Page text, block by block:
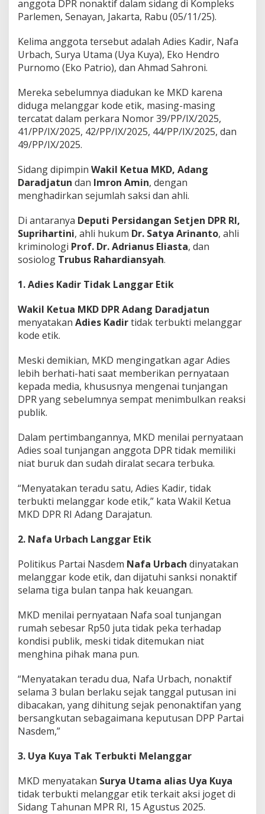
t
anggota DPR nonaktif dalam sidang di Kompleks
Parlemen, Senayan, Jakarta, Rabu (05/11/25).
Kelima anggota tersebut adalah Adies Kadir, Nafa
Urbach, Surya Utama (Uya Kuya), Eko Hendro
Purnomo (Eko Patrio), dan Ahmad Sahroni.
Mereka sebelumnya diadukan ke MKD karena
diduga melanggar kode etik, masing-masing
tercatat dalam perkara Nomor 39/PP/IX/2025,
41/PP/IX/2025, 42/PP/IX/2025, 44/PP/IX/2025, dan
49/PP/IX/2025.
Sidang dipimpin Wakil Ketua MKD, Adang
Daradjatun dan Imron Amin, dengan
menghadirkan sejumlah saksi dan ahli.
Di antaranya Deputi Persidangan Setjen DPR RI,
Suprihartini, ahli hukum Dr. Satya Arinanto, ahli
kriminologi Prof. Dr. Adrianus Eliasta, dan
sosiolog Trubus Rahardiansyah.
1. Adies Kadir Tidak Langgar Etik
Wakil Ketua MKD DPR Adang Daradjatun
menyatakan Adies Kadirtidak terbukti melanggar
kode etik.
Meski demikian, MKD mengingatkan agar Adies
lebih berhati-hati saat memberikan pernyataan
kepada media, khususnya mengenai tunjangan
DPR yang sebelumnya sempat menimbulkan reaksi
publik.
Dalam pertimbangannya, MKD menilai pernyataan
Adies soal tunjangan anggota DPR tidak memiliki
niat buruk dan sudah diralat secara terbuka.
“Menyatakan teradu satu, Adies Kadir, tidak
terbukti melanggar kode etik,” kata Wakil Ketua
MKD DPR RI Adang Darajatun.
2. Nafa Urbach Langgar Etik
Politikus Partai Nasdem Nafa Urbach dinyatakan
melanggar kode etik, dan dijatuhi sanksi nonaktif
selama tiga bulan tanpa hak keuangan.
MKD menilai pernyataan Nafa soal tunjangan
rumah sebesar Rp50 juta tidak peka terhadap
kondisi publik, meski tidak ditemukan niat
menghina pihak mana pun.
“Menyatakan teradu dua, Nafa Urbach, nonaktif
selama 3 bulan berlaku sejak tanggal putusan ini
dibacakan, yang dihitung sejak penonaktifan yang
bersangkutan sebagaimana keputusan DPP Partai
Nasdem,”
3. Uya Kuya Tak Terbukti Melanggar
MKD menyatakan Surya Utama alias Uya Kuya
tidak terbukti melanggar etik terkait aksi joget di
Sidang Tahunan MPR RI, 15 Agustus 2025.